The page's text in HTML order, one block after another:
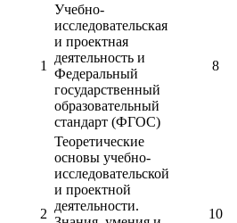
1
Учебно-
исследовательская
и проектная
деятельность и
Федеральный
государственный
образовательный
стандарт (ФГОС)
8
2
Теоретические
основы учебно-
исследовательской
и проектной
деятельности.
10